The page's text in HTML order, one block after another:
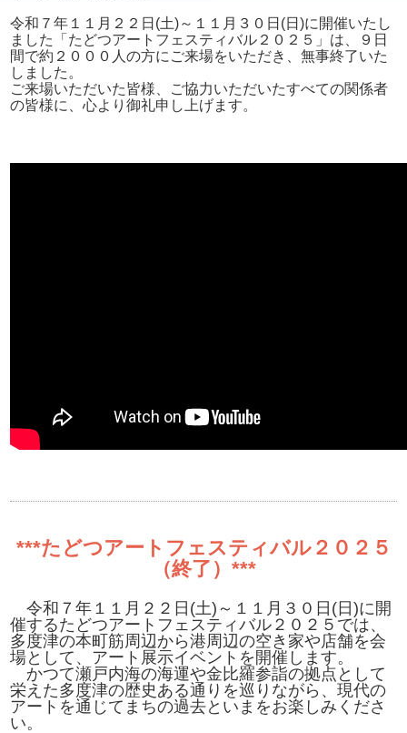
令和７年１１月２２日(土)～１１月３０日(日)に開催いたし
ました「たどつアートフェスティバル２０２５」は、９日
間で約２０００人の方にご来場をいただき、無事終了いた
しました。
ご来場いただいた皆様、ご協力いただいたすべての関係者
の皆様に、心より御礼申し上げます。
***たどつアートフェスティバル２０２５
（終了）***
令和７年１１月２２日(土)～１１月３０日(日)に開
催するたどつアートフェスティバル２０２５では、
多度津の本町筋周辺から港周辺の空き家や店舗を会
場として、アート展示イベントを開催します。
かつて瀬戸内海の海運や金比羅参詣の拠点として
栄えた多度津の歴史ある通りを巡りながら、現代の
アートを通じてまちの過去といまをお楽しみくださ
い。